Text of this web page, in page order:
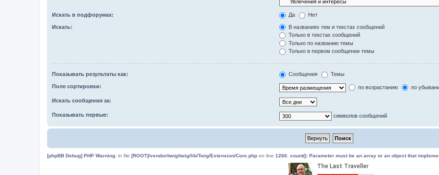
Искать в подфорумах: Да Нет
Искать:
В названиях тем и текстах сообщений
Только в текстах сообщений
Только по названию темы
Только в первом сообщении темы
Показывать результаты как: Сообщения Темы
Поле сортировки: по возрастанию по
Искать сообщения за:
Показывать первые: символов сообщений
[phpBB Debug] PHP Warning: in file [ROOT]/vendor/twig/twig/lib/Twig/Extension/Core.php on line 1266: count(): Parameter must be an array or an object that